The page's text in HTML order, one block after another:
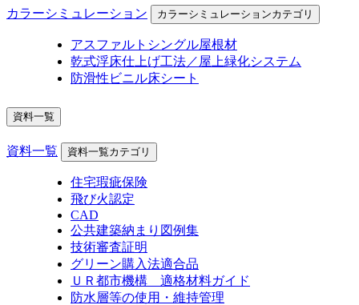
カラーシミュレーション カラーシミュレーションカテゴリ
アスファルトシングル屋根材
乾式浮床仕上げ工法／屋上緑化システム
防滑性ビニル床シート
資料一覧
資料一覧 資料一覧カテゴリ
住宅瑕疵保険
飛び火認定
CAD
公共建築納まり図例集
技術審査証明
グリーン購入法適合品
ＵＲ都市機構 適格材料ガイド
防水層等の使用・維持管理